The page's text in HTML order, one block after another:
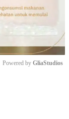
Powered by GliaStudios